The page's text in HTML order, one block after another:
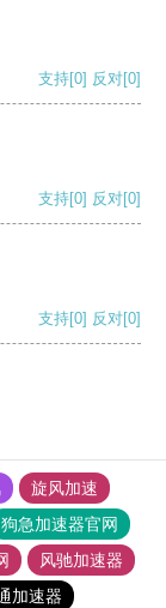
支持[0] 反对[0]
支持[0] 反对[0]
支持[0] 反对[0]
旋风加速
狗急加速器官网
风驰加速器
加速器